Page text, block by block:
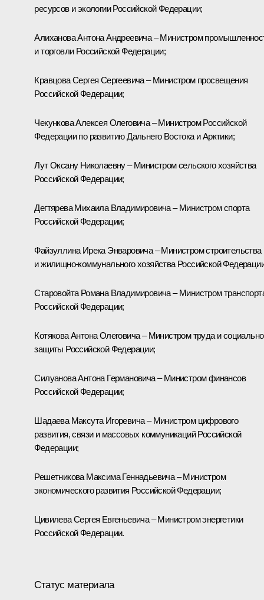
ресурсов и экологии Российской Федерации;
АлихановаАнтона Андреевича – Министром
и торговли Российской Федерации;
КравцоваСергея Сергеевича – Министром просвещения
Российской Федерации;
ЧекунковаАлексея Олеговича – Министром Российской
Федерации по развитию Дальнего Востока и Арктики;
ЛутОксану Николаевну – Министром сельского хозяйства
Российской Федерации;
ДегтяреваМихаила Владимировича – Министром спорта
Российской Федерации;
ФайзуллинаИрека Энваровича – Министром строительства
и жилищно-коммунального хозяйства Российской
СтаровойтаРомана Владимировича – Министром
Российской Федерации;
КотяковаАнтона Олеговича – Министром труда и
защиты Российской Федерации;
СилуановаАнтона Германовича – Министром финансов
Российской Федерации;
ШадаеваМаксута Игоревича – Министром цифрового
развития, связи и массовых коммуникаций Российской
Федерации;
РешетниковаМаксима Геннадьевича – Министром
экономического развития Российской Федерации;
ЦивилеваСергея Евгеньевича – Министром энергетики
Российской Федерации.
Статус материала